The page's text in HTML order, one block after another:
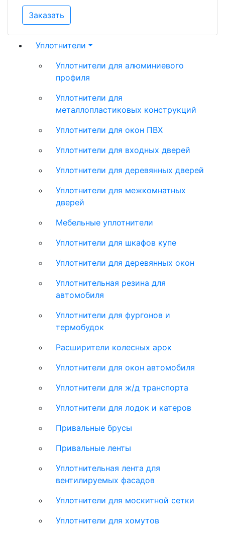
Заказать
Уплотнители
Уплотнители для алюминиевого
профиля
Уплотнители для
металлопластиковых конструкций
Уплотнители для окон ПВХ
Уплотнители для входных дверей
Уплотнители для деревянных дверей
Уплотнители для межкомнатных
дверей
Мебельные уплотнители
Уплотнители для шкафов купе
Уплотнители для деревянных окон
Уплотнительная резина для
автомобиля
Уплотнители для фургонов и
термобудок
Расширители колесных арок
Уплотнители для окон автомобиля
Уплотнители для ж/д транспорта
Уплотнители для лодок и катеров
Привальные брусы
Привальные ленты
Уплотнительная лента для
вентилируемых фасадов
Уплотнители для москитной сетки
Уплотнители для хомутов